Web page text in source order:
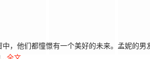
，他们都憧憬有一个美好的未来。孟妮的男
全文